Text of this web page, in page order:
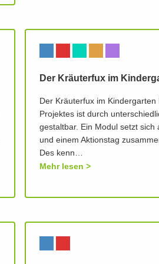
Der Kräuterfux im
Der Kräuterfux im Kindergarten
Projektes ist durch
gestaltbar. Ein Modul setzt sich
und einem Aktionstag
Des kenn…
Mehr lesen